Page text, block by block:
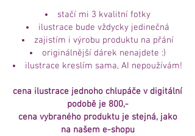
stačí mi 3 kvalitní fotky
ilustrace bude vždycky jedinečná
zajistím i výrobu produktu na přání
originálnější dárek nenajdete :)
ilustrace kreslím sama, AI nepoužívám!
cena ilustrace jednoho chlupáče v digitální
podobě je 800,-
cena vybraného produktu je stejná, jako
na našem e-shopu